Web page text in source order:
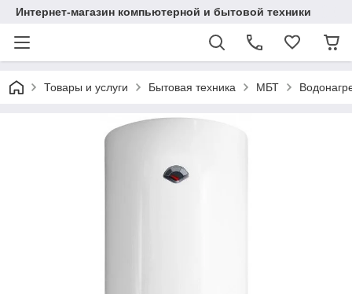
Интернет-магазин компьютерной и бытовой техники
Товары и услуги Бытовая техника МБТ